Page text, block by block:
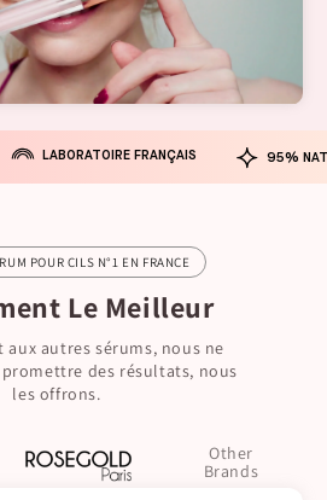
LABORATOIRE FRANÇAIS 95%
POUR CILS N°1 EN FRANCE
Le Meilleur
autres sérums, nous ne
des résultats, nous
les offrons.
Other
Brands